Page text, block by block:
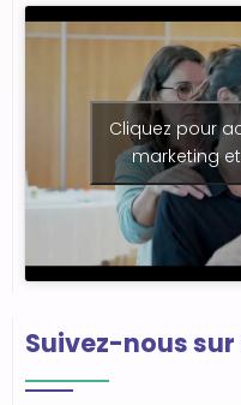
Cliquez pour
marketing
Suivez-nous